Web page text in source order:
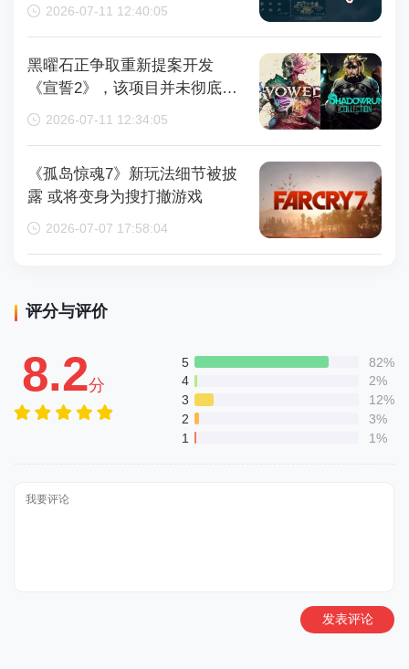
2026-07-11 12:40:05
黑曜石正争取重新提案开发
《宣誓2》，该项目并未彻底取
消
2026-07-11 12:34:05
《孤岛惊魂7》新玩法细节被披
露 或将变身为搜打撤游戏
2026-07-07 17:58:04
评分与评价
8.2分
5
82%
4
2%
3
12%
2
3%
1
1%
发表评论